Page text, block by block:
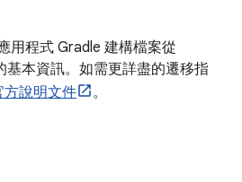
用程式 Gradle 建構檔案從
本資訊。如需更詳盡的遷移指
方說明文件 。